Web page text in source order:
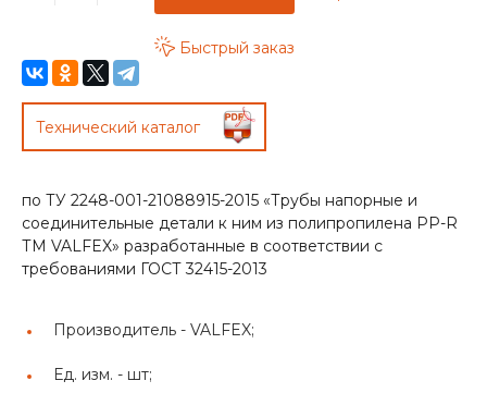
Быстрый заказ
Технический каталог
по ТУ 2248-001-21088915-2015 «Трубы напорные и
соединительные детали к ним из полипропилена PP-R
ТМ VALFEX» разработанные в соответствии с
требованиями ГОСТ 32415-2013
Производитель - VALFEX;
Ед. изм. - шт;